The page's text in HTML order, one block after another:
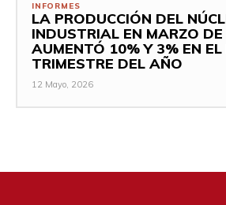
INFORMES
LA PRODUCCIÓN DEL
INDUSTRIAL EN MARZO
AUMENTÓ 10% Y 3% EN EL
TRIMESTRE DEL AÑO
12 Mayo, 2026